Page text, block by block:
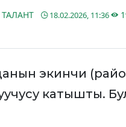
18.02.2026, 11:36
экинчи
катышты.